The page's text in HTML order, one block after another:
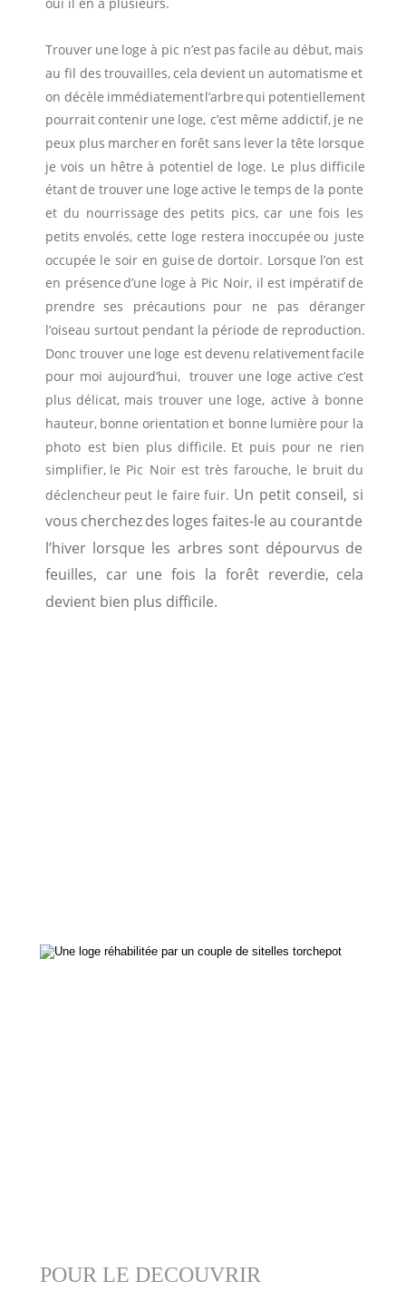
Trouver une loge à pic n’est pas facile au début, mais
au fil des trouvailles, cela devient un automatisme et
on décèle immédiatementl’arbrequi potentiellement
pourrait contenir une loge, c’est même addictif, je ne
peux plus marcheren forêt sans lever la tête lorsque
je vois un hêtre à potentiel de loge. Le plus difficile
étantde trouver une loge active le temps de la ponte
et du nourrissage des petits pics, car une fois les
petits envolés, cette loge restera inoccupée ou juste
occupée le soir en guise de dortoir. Lorsque l’on est
en présenced’une loge à Pic Noir, il est impératifde
prendre ses précautions pour ne pas
déranger
l’oiseau surtout pendant la période de reproduction.
Donc trouver une loge est devenu relativementfacile
pour moi aujourd’hui, trouver une loge active c’est
plus délicat, mais trouver une loge, active à bonne
hauteur, bonne orientation et bonne lumière pour la
photo est bien plus difficile. Et puis pour ne rien
simplifier, le Pic Noir est très farouche, le bruit du
déclencheur peut le faire fuir. Un petit conseil, si
vous cherchezdes loges faites-le au courantde
l’hiver lorsque les arbres sont dépourvus de
feuilles, car une fois la forêt reverdie, cela
devient bien plus difficile.
POUR LE DECOUVRIR